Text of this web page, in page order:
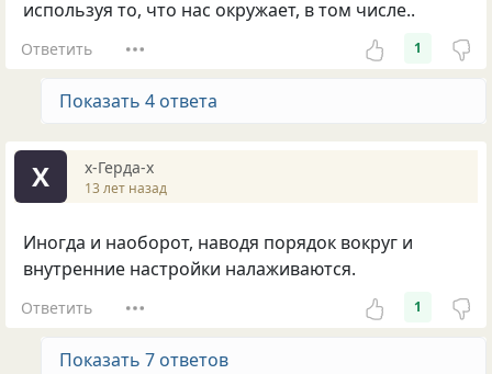
используя то, что нас окружает, в том числе..
Ответить 1
Показать 4 ответа
Х х-Герда-х
13 лет назад
Иногда и наоборот, наводя порядок вокруг и
внутренние настройки налаживаются.
Ответить 1
Показать 7 ответов